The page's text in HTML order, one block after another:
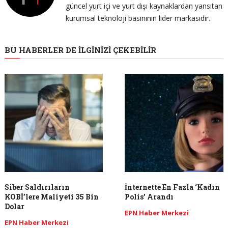
güncel yurt içi ve yurt dışı kaynaklardan yansıtan
kurumsal teknoloji basınının lider markasıdır.
BU HABERLER DE İLGINIZI ÇEKEBILIR
Siber Saldırıların
KOBİ’lere Maliyeti 35 Bin
Dolar
EPN Haber Merkezi
İnternette En Fazla ‘Kadın
Polis’ Arandı
EPN Haber Merkezi